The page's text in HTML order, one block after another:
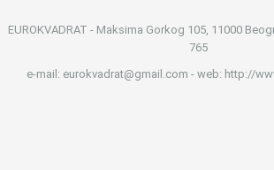
EUROKVADRAT - Maksima Gorkog 105, 11000
765
e-mail: eurokvadrat@gmail.com - web: http://